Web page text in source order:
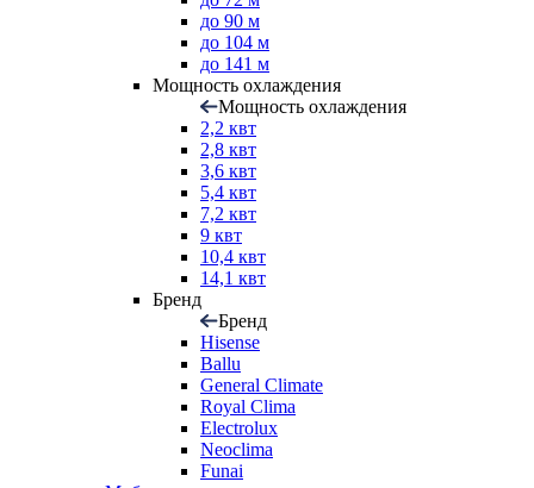
до 90 м
до 104 м
до 141 м
Мощность охлаждения
Мощность охлаждения
2,2 квт
2,8 квт
3,6 квт
5,4 квт
7,2 квт
9 квт
10,4 квт
14,1 квт
Бренд
Бренд
Hisense
Ballu
General Climate
Royal Clima
Electrolux
Neoclima
Funai